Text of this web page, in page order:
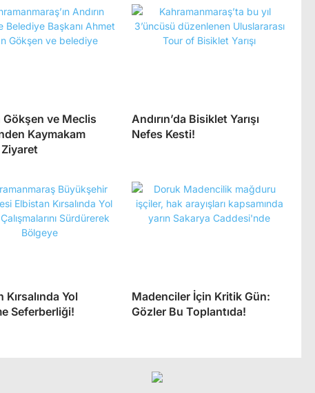
Gökşen ve Meclis
Kaymakam
Ziyaret
Andırın’da Bisiklet Yarışı
Nefes Kesti!
Kırsalında Yol
Seferberliği!
Madenciler İçin Kritik Gün:
Gözler Bu Toplantıda!